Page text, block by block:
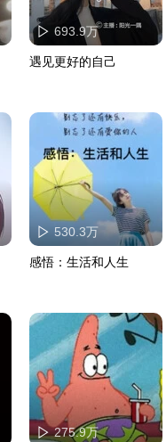
693.9万
遇见更好的自己
530.3万
感悟：生活和人生
275.9万